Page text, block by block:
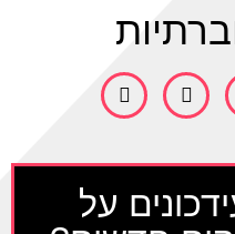
על